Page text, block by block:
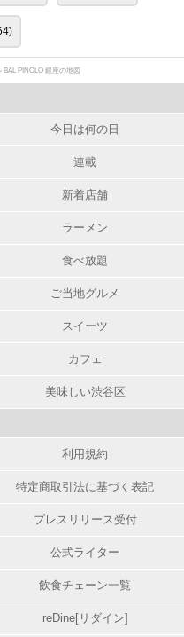
BAL PINOLO 銀座の地図
今日は何の日
連載
新着店舗
ラーメン
食べ放題
ご当地グルメ
スイーツ
カフェ
美味しい渋谷区
利用規約
特定商取引法に基づく表記
プレスリリース受付
公式ライター
飲食チェーン一覧
reDine[リダイン]